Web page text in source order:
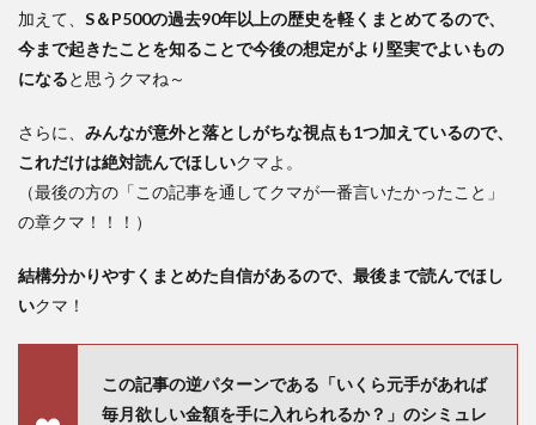
加えて、 S＆P500の過去90年以上の歴史を軽くまとめてるので、
今まで起きたことを知ることで今後の想定がより堅実でよいもの
になると思うクマね～
さらに、 みんなが意外と落としがちな視点も1つ加えているので、
これだけは絶対読んでほしいクマよ。
（最後の方の「この記事を通してクマが一番言いたかったこと」
の章クマ！！！）
結構分かりやすくまとめた自信があるので、最後まで読んでほし
いクマ！
この記事の逆パターンである「いくら元手があれば
毎月欲しい金額を手に入れられるか？」のシミュレ